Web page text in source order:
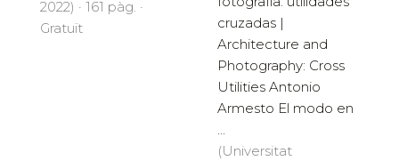
2022) · 161 pàg. ·
Gratuït
cruzadas |
Architecture and
Photography: Cross
Utilities Antonio
Armesto El modo en
...
(Universitat